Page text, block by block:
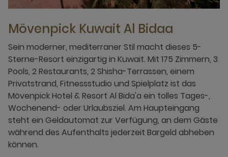
Mövenpick Kuwait Al Bidaa
Sein moderner, mediterraner Stil macht dieses 5-
Sterne-Resort einzigartig in Kuwait. Mit 175 Zimmern, 3
Pools, 2 Restaurants, 2 Shisha-Terrassen, einem
Privatstrand, Fitnessstudio und Spielplatz ist das
Mövenpick Hotel & Resort Al Bida'a ein tolles Tages-,
Wochenend- oder Urlaubsziel. Am Haupteingang
steht ein Geldautomat zur Verfügung, an dem Gäste
während des Aufenthalts jederzeit Bargeld abheben
können.